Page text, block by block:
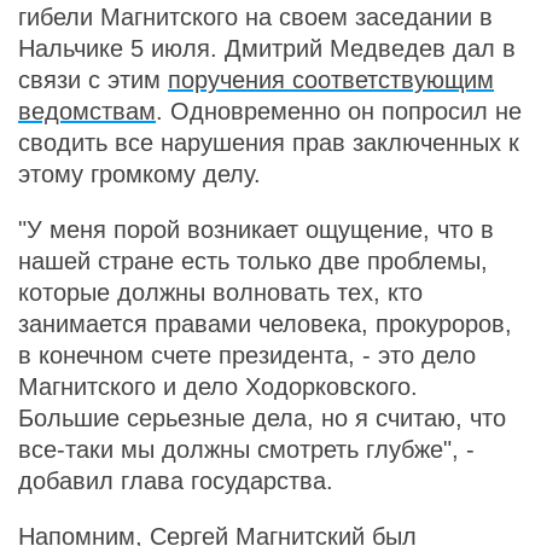
гибели Магнитского на своем заседании в
Нальчике 5 июля. Дмитрий Медведев дал в
связи с этим поручения соответствующим
ведомствам. Одновременно он попросил не
сводить все нарушения прав заключенных к
этому громкому делу.
"У меня порой возникает ощущение, что в
нашей стране есть только две проблемы,
которые должны волновать тех, кто
занимается правами человека, прокуроров,
в конечном счете президента, - это дело
Магнитского и дело Ходорковского.
Большие серьезные дела, но я считаю, что
все-таки мы должны смотреть глубже", -
добавил глава государства.
Напомним, Сергей Магнитский был